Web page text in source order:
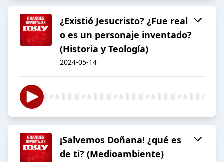
¿Existió Jesucristo? ¿Fue real
o es un personaje inventado?
(Historia y Teología)
2024-05-14
¡Salvemos Doñana! ¿qué es
de ti? (Medioambiente)